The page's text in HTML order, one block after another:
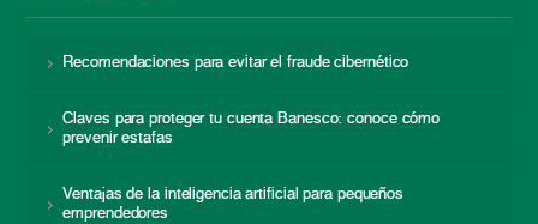
Recomendaciones para evitar el fraude cibernético
Claves para proteger tu cuenta Banesco: conoce cómo
prevenir estafas
Ventajas de la inteligencia artificial para pequeños
emprendedores